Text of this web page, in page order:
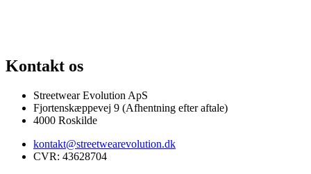
Kontakt os
Streetwear Evolution ApS
Fjortenskæppevej 9 (Afhentning efter aftale)
4000 Roskilde
kontakt@streetwearevolution.dk
CVR: 43628704